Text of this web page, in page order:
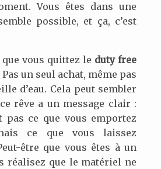
Vous êtes dans une
possible, et ça, c’est
vous quittez le duty free
un seul achat, même pas
d’eau. Cela peut sembler
rêve a un message clair :
pas ce que vous emportez
ce que vous laissez
être que vous êtes à un
réalisez que le matériel ne